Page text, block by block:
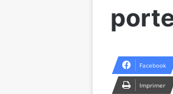
Facebook
Imprimer